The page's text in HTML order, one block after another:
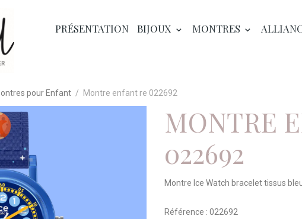
PRÉSENTATION BIJOUX MONTRES
pour Enfant Montre enfant re 022692
MONTRE
022692
Montre Ice Watch bracelet tissus
Référence : 022692